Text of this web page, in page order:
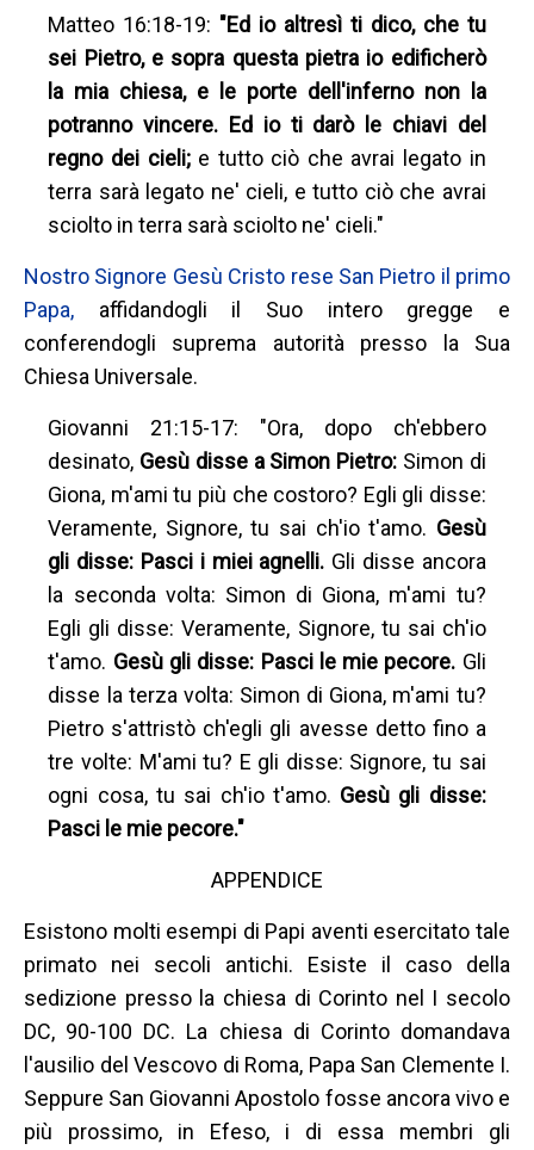
Matteo 16:18-19: "Ed io altresì ti dico, che tu
sei Pietro, e sopra questa pietra io edificherò
la mia chiesa, e le porte dell'inferno non la
potranno vincere. Ed io ti darò le chiavi del
regno dei cieli;e tutto ciò che avrai legato in
terra sarà legato ne' cieli, e tutto ciò che avrai
sciolto in terra sarà sciolto ne' cieli."
Nostro Signore Gesù Cristo rese San Pietro il primo
Papa, affidandogli il Suo intero gregge e
conferendogli suprema autorità presso la Sua
Chiesa Universale.
Giovanni 21:15-17: "Ora, dopo ch'ebbero
desinato, Gesù disse a Simon Pietro: Simon di
Giona, m'ami tu più che costoro? Egli gli disse:
Veramente, Signore, tu sai ch'io t'amo. Gesù
gli disse: Pasci i miei agnelli. Gli disse ancora
la seconda volta: Simon di Giona, m'ami tu?
Egli gli disse: Veramente, Signore, tu sai ch'io
t'amo. Gesù gli disse: Pasci le mie pecore. Gli
disse la terza volta: Simon di Giona, m'ami tu?
Pietro s'attristò ch'egli gli avesse detto fino a
tre volte: M'ami tu? E gli disse: Signore, tu sai
ogni cosa, tu sai ch'io t'amo. Gesù gli disse:
Pasci le mie pecore."
APPENDICE
Esistono molti esempi di Papi aventi esercitato tale
primato nei secoli antichi. Esiste il caso della
sedizione presso la chiesa di Corinto nel I secolo
DC, 90-100 DC. La chiesa di Corinto domandava
l'ausilio del Vescovo di Roma, Papa San Clemente I.
Seppure San Giovanni Apostolo fosse ancora vivo e
più prossimo, in Efeso, i di essa membri gli